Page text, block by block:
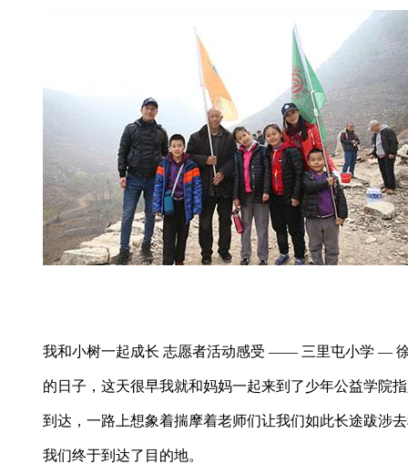
我和小树一起成长 志愿者活动感受 —— 三里屯小学 —
的日子，这天很早我就和妈妈一起来到了少年公益学院
到达，一路上想象着揣摩着老师们让我们如此长途跋涉
我们终于到达了目的地。